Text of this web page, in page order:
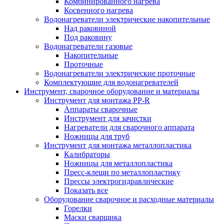
Косвенного нагрева
Водонагреватели электрические накопительные
Над раковиной
Под раковину
Водонагреватели газовые
Накопительные
Проточные
Водонагреватели электрические проточные
Комплектующие для водонагревателей
Инструмент, сварочное оборудование и материалы
Инструмент для монтажа PP-R
Аппараты сварочные
Инструмент для зачистки
Нагреватели для сварочного аппарата
Ножницы для труб
Инструмент для монтажа металлопластика
Калибраторы
Ножницы для металлопластика
Пресс-клещи по металлопластику
Прессы электрогидравлические
Показать все
Оборудование сварочное и расходные материалы
Горелки
Маски сварщика